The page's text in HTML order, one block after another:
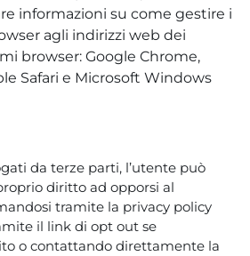
informazioni su come gestire i
agli indirizzi web dei
browser: Google Chrome,
Safari e Microsoft Windows
da terze parti, l’utente può
diritto ad opporsi al
tramite la privacy policy
il link di opt out se
o contattando direttamente la